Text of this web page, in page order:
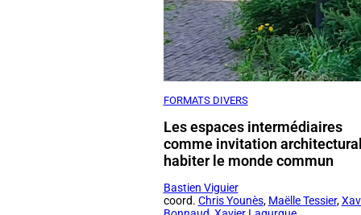
FORMATS DIVERS
Les espaces intermédiaires
comme invitation
habiter le monde commun
Bastien Viguier
coord.Chris Younès,Maëlle Tessier
2025